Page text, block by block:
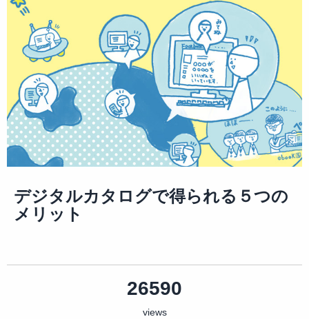
デジタルカタログで得られる５つの
メリット
26590
views